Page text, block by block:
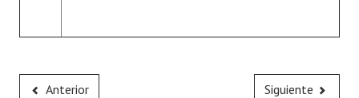
Anterior Siguiente